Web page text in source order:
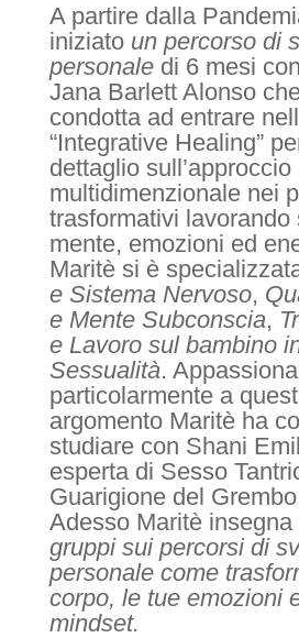
A partire dalla
iniziato un percorso di
personaledi 6 mesi
Jana Barlett Alonso
condotta ad entrare
“Integrative Healing”
dettaglio
multidimenzionale nei
trasformativi lavorando
mente, emozioni ed
Maritè si è
e Sistema Nervoso,
e Mente Subconscia,
e Lavoro sul bambino
Sessualità.
particolarmente a
argomento Maritè ha
studiare con Shani
esperta di Sesso
Guarigione del
Adesso Maritè insegna
gruppi sui percorsi di
personale come
corpo, le tue emozioni
mindset.